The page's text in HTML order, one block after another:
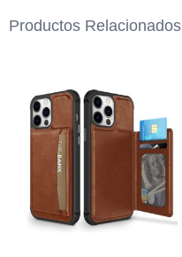
Productos Relacionados